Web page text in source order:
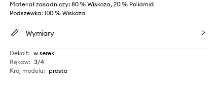
Materiał zasadniczy: 80 % Wiskoza, 20 % Poliamid
Podszewka: 100 % Wiskoza
Wymiary
Dekolt: w serek
Rękaw: 3/4
Krój modelu: prosta